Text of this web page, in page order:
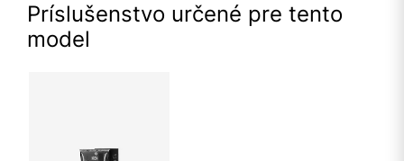
Príslušenstvo určené pre tento
model